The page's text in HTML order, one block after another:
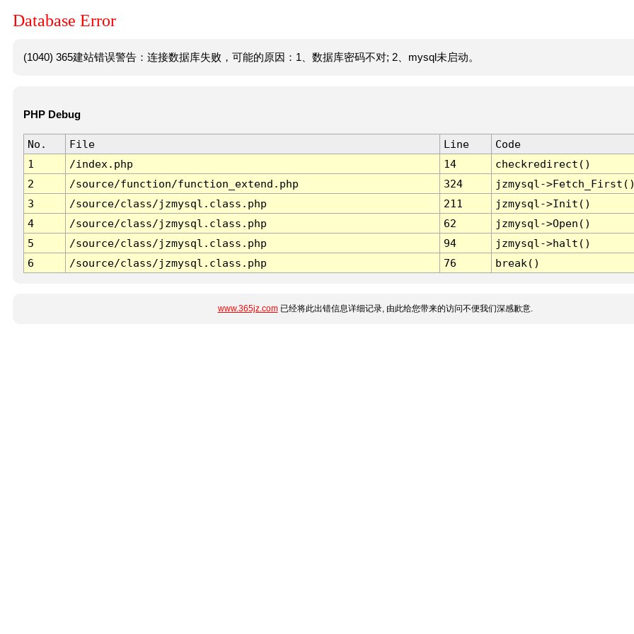
Database Error
(1040) 365建站错误警告：连接数据库失败，可能的原因：1、数据库密码不对; 2、mysql未启动。
PHP Debug
No. File Line
Code
1
/index.php 14
checkredirect()
2
/source/function/function_extend.php 324
jzmysql-
3
/source/class/jzmysql.class.php 211
jzmysql->Init()
4
/source/class/jzmysql.class.php 62
jzmysql->Open()
5
/source/class/jzmysql.class.php 94
jzmysql->halt()
6
/source/class/jzmysql.class.php 76 break()
www.365jz.com已经将此出错信息详细记录, 由此给您带来的访问不便我们深感歉意.